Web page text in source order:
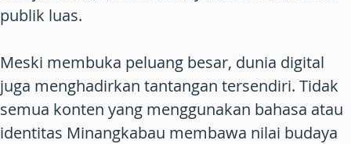
publik luas.
Meski membuka peluang besar, dunia digital
juga menghadirkan tantangan tersendiri. Tidak
semua konten yang menggunakan bahasa atau
identitas Minangkabau membawa nilai budaya